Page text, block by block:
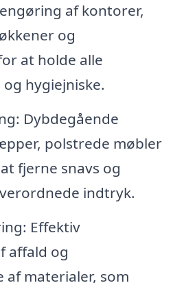
af kontorer,
og
at holde alle
hygiejniske.
Dybdegående
polstrede møbler
fjerne snavs og
indtryk.
Effektiv
affald og
af materialer, som